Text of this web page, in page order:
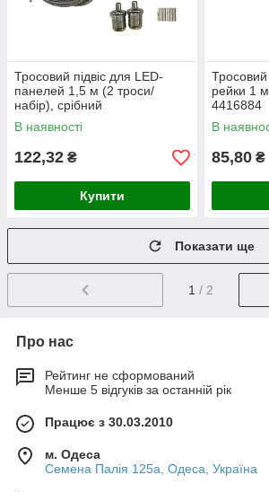
Тросовий підвіс для LED-
панелей 1,5 м (2 троси/
набір), срібний
В наявності
122,32 ₴
Купити
Тросовий
рейки 1 м
4416884
В
85,80 ₴
Показати ще
1 / 2
Про нас
Рейтинг не сформований
Менше 5 відгуків за останній рік
Працює з 30.03.2010
м. Одеса
Семена Палія 125а, Одеса, Україна